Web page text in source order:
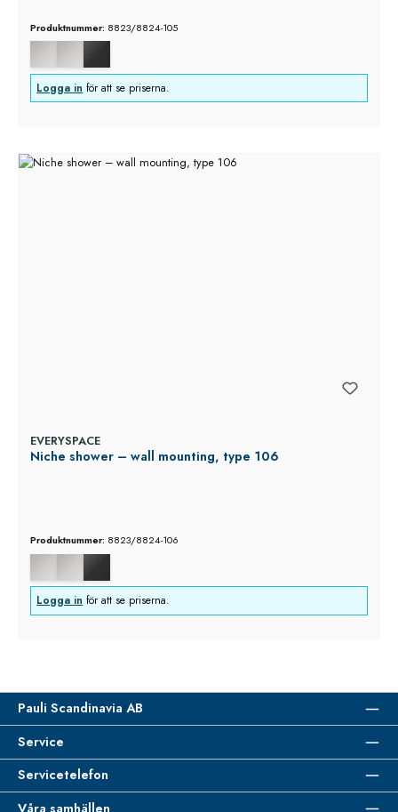
Produktnummer: 8823/8824-105
Logga in för att se priserna.
EVERYSPACE
Niche shower – wall mounting, type 106
Produktnummer: 8823/8824-106
Logga in för att se priserna.
Pauli Scandinavia AB
Service
Servicetelefon
Våra samhällen